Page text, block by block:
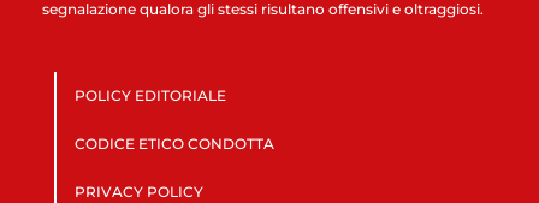
segnalazione qualora gli stessi risultano offensivi e oltraggiosi.
POLICY EDITORIALE
CODICE ETICO CONDOTTA
PRIVACY POLICY